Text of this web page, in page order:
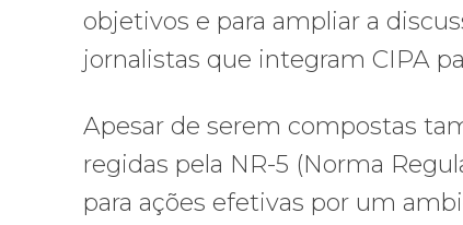
objetivos e para ampliar a
jornalistas que integram CIPA
Apesar de serem compostas
regidas pela NR-5 (Norma
para ações efetivas por um